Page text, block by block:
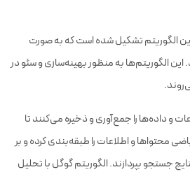
الگوریتم تشکیل شده است که به صورت
الگوریتم‌ها به منظور بهینه‌سازی و سئو در
و داده‌ها را جمع‌آوری و ذخیره می‌کنند تا
محتواها و اطلاعات را طبقه‌بندی کرده و بر
جستجو بپردازند. الگوریتم گوگل با تحلیل